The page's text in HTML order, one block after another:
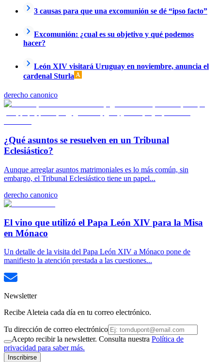
3 causas para que una excomunión se dé “ipso facto”
Excomunión: ¿cual es su objetivo y qué podemos
hacer?
León XIV visitará Uruguay en noviembre, anuncia el
cardenal Sturla
derecho canonico
¿Qué asuntos se resuelven en un Tribunal
Eclesiástico?
Aunque arreglar asuntos matrimoniales es lo más común, sin
embargo, el Tribunal Eclesiástico tiene un papel...
derecho canonico
El vino que utilizó el Papa León XIV para la Misa
en Mónaco
Un detalle de la visita del Papa León XIV a Mónaco pone de
manifiesto la atención prestada a las cuestiones...
Newsletter
Recibe Aleteia cada día en tu correo electrónico.
Tu dirección de correo electrónico
Acepto recibir la newsletter. Consulta nuestra Política de
privacidad para saber más.
Inscribirse